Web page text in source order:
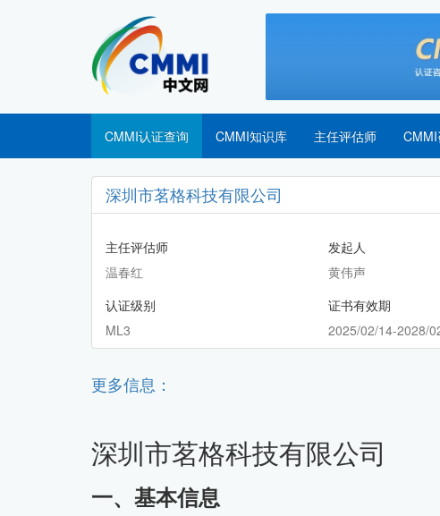
CMMI中文网
CMMI认证查询 CMMI知识库 主任评估师
深圳市茗格科技有限公司
主任评估师
温春红
发起人
黄伟声
认证级别
ML3
证书有效期
2025/02/14-2028/
更多信息：
深圳市茗格科技有限公司
一、基本信息